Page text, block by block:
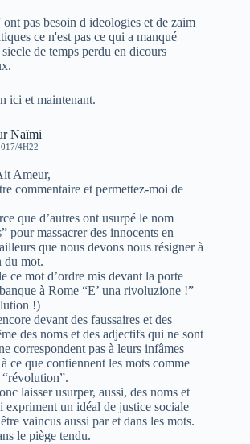
pas besoin d ideologies et de zaim
ce n'est pas ce qui a manqué
de temps perdu en dicours
ici et maintenant.
Naïmi
4H22
Ameur,
commentaire et permettez-moi de
que d’autres ont usurpé le nom
pour massacrer des innocents en
que nous devons nous résigner à
du mot.
ce mot d’ordre mis devant la porte
à Rome “E’ una rivoluzione !”
!)
devant des faussaires et des
des noms et des adjectifs qui ne sont
correspondent pas à leurs infâmes
ce que contiennent les mots comme
laisser usurper, aussi, des noms et
expriment un idéal de justice sociale
vaincus aussi par et dans les mots.
le piège tendu.